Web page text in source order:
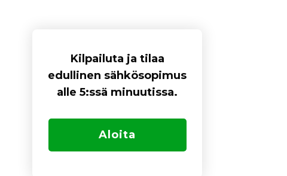
Kilpailuta ja tilaa
edullinen sähkösopimus
alle 5:ssä minuutissa.
Aloita